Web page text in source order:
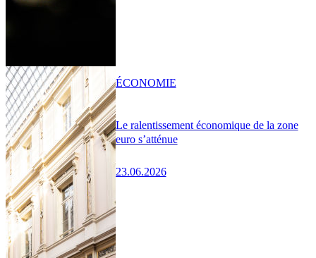
Le ralentissement économique de la zone
euro s’atténue
23.06.2026
ÉCONOMIE